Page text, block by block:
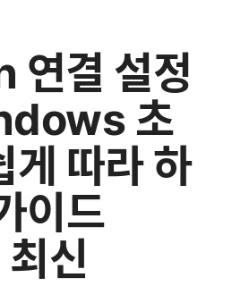
연결 설정
초
게 따라 하
이드
신